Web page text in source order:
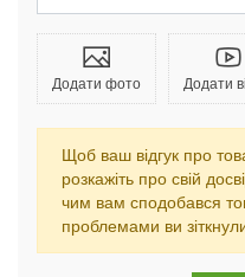
Додати фото Додати
Щоб ваш відгук про
розкажіть про свій
чим вам сподобався
проблемами ви